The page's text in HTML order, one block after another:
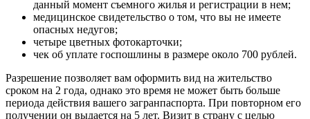
данный момент съемного жилья и регистрации в нем;
медицинское свидетельство о том, что вы не имеете
опасных недугов;
четыре цветных фотокарточки;
чек об уплате госпошлины в размере около 700 рублей.
Разрешение позволяет вам оформить вид на жительство
сроком на 2 года, однако это время не может быть больше
периода действия вашего загранпаспорта. При повторном его
получении он выдается на 5 лет. Визит в страну с целью